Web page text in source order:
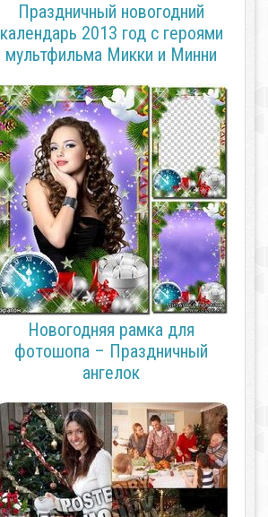
Праздничный новогодний
календарь 2013 год с героями
мультфильма Микки и Минни
Новогодняя рамка для
фотошопа – Праздничный
ангелок